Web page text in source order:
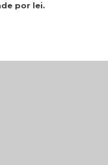
por lei.